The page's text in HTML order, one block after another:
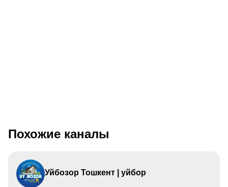
Похожие каналы
Уйбозор Тошкент | уйбор